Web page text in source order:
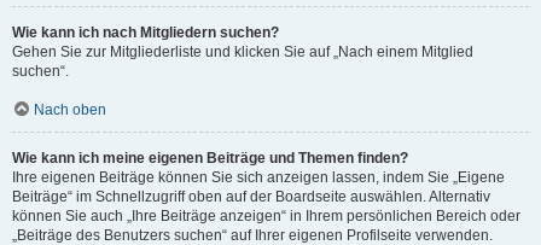
Wie kann ich nach Mitgliedern suchen?
Gehen Sie zur Mitgliederliste und klicken Sie auf „Nach einem Mitglied
suchen“.
Nach oben
Wie kann ich meine eigenen Beiträge und Themen finden?
Ihre eigenen Beiträge können Sie sich anzeigen lassen, indem Sie „Eigene
Beiträge“ im Schnellzugriff oben auf der Boardseite auswählen. Alternativ
können Sie auch „Ihre Beiträge anzeigen“ in Ihrem persönlichen Bereich oder
„Beiträge des Benutzers suchen“ auf Ihrer eigenen Profilseite verwenden.